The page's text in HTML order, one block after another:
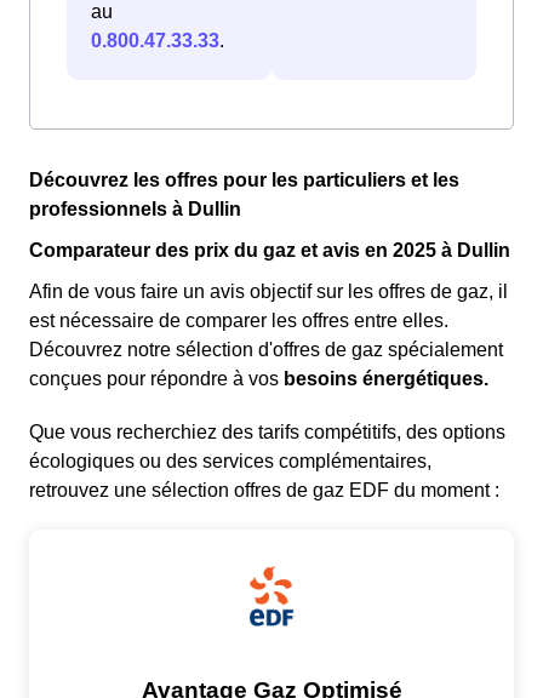
au
0.800.47.33.33.
Découvrez les offres pour les particuliers et les
professionnels à Dullin
Comparateur des prix du gaz et avis en 2025 à Dullin
Afin de vous faire un avis objectif sur les offres de gaz, il
est nécessaire de comparer les offres entre elles.
Découvrez notre sélection d'offres de gaz spécialement
conçues pour répondre à vos besoins énergétiques.
Que vous recherchiez des tarifs compétitifs, des options
écologiques ou des services complémentaires,
retrouvez une sélection offres de gaz EDF du moment :